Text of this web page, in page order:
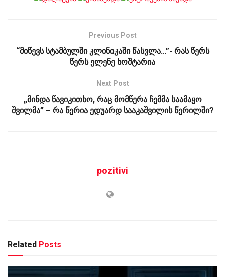
Previous Post
“მიწევს სტამბულში კლინიკაში წასვლა…”- რას წერს
წერს ელენე ხოშტარია
Next Post
„მინდა წავიკითხო, რაც მომწერა ჩემმა საამაყო
შვილმა” – რა წერია ედუარდ სააკაშვილის წერილში?
pozitivi
Related Posts